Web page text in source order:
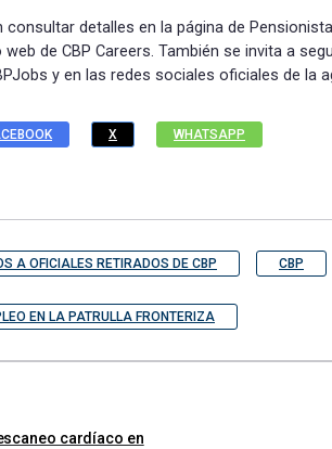
consultar detalles en la página de
de CBP Careers. También se invita a
y en las redes sociales oficiales de la
X WHATSAPP
A OFICIALES RETIRADOS DE CBP CBP
EN LA PATRULLA FRONTERIZA
cardíaco en